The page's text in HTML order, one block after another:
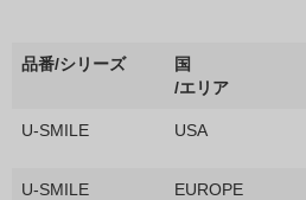
品番/シリーズ
国
/エリア
U-SMILE USA
U-SMILE EUROPE